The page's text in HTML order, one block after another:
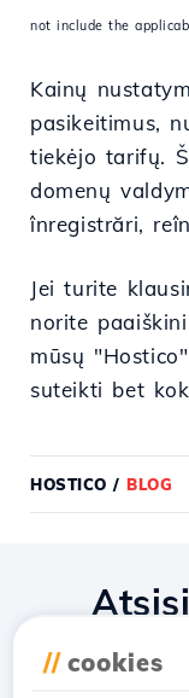
not include the
Kainų
pasikeitimus,
tiekėjo tarifų.
domenų
înregistrări,
Jei turite
norite
mūsų
suteikti bet
HOSTICO / BLOG
// cookies